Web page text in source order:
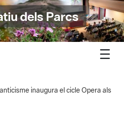
inaugura el cicle Opera als
al castell